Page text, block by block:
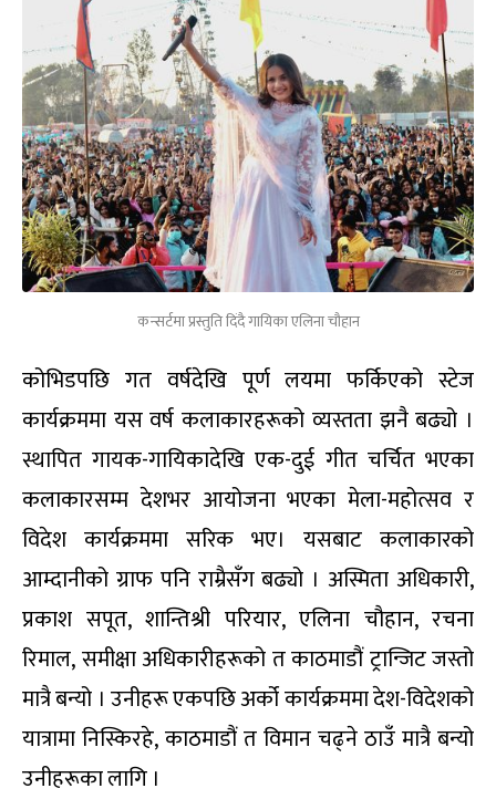
कन्सर्टमा प्रस्तुति दिंदै गायिका एलिना चौहान
कोभिडपछि गत वर्षदेखि पूर्ण लयमा फर्किएको स्टेज
कार्यक्रममा यस वर्ष कलाकारहरूको व्यस्तता झनै बढ्यो ।
स्थापित गायक-गायिकादेखि एक-दुई गीत चर्चित भएका
कलाकारसम्म देशभर आयोजना भएका मेला-महोत्सव र
विदेश कार्यक्रममा सरिक भए। यसबाट कलाकारको
आम्दानीको ग्राफ पनि राम्रैसँग बढ्यो । अस्मिता अधिकारी,
प्रकाश सपूत, शान्तिश्री परियार, एलिना चौहान, रचना
रिमाल, समीक्षा अधिकारीहरूको त काठमाडौं ट्रान्जिट जस्तो
मात्रै बन्यो । उनीहरू एकपछि अर्को कार्यक्रममा देश-विदेशको
यात्रामा निस्किरहे, काठमाडौं त विमान चढ्ने ठाउँ मात्रै बन्यो
उनीहरूका लागि ।